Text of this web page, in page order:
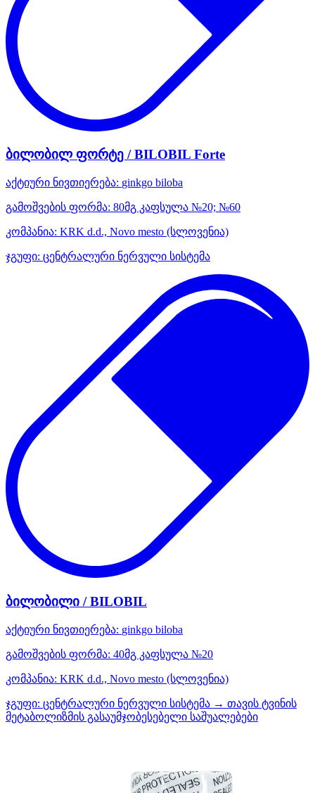
ბილობილ ფორტე / BILOBIL Forte
აქტიური ნივთიერება: ginkgo biloba
გამოშვების ფორმა: 80მგ კაფსულა №20; №60
კომპანია: KRK d.d., Novo mesto (სლოვენია)
ჯგუფი: ცენტრალური ნერვული სისტემა
ბილობილი / BILOBIL
აქტიური ნივთიერება: ginkgo biloba
გამოშვების ფორმა: 40მგ კაფსულა №20
კომპანია: KRK d.d., Novo mesto (სლოვენია)
ჯგუფი: ცენტრალური ნერვული სისტემა → თავის ტვინის
მეტაბოლიზმის გასაუმჯობესებელი საშუალებები